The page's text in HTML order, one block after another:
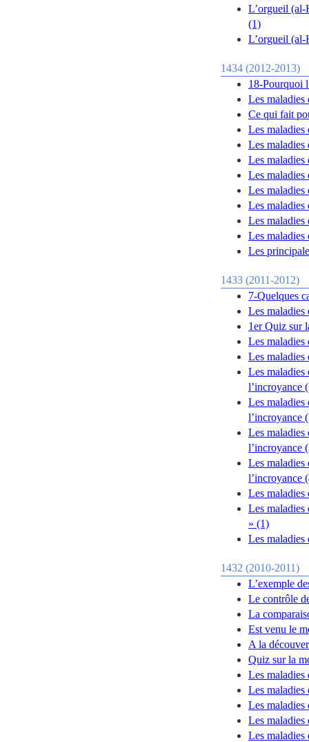
L’orgueil (al-
(1)
L’orgueil
1434 (2012-2013)
18-Pourquoi
Les
Ce qui fait
Les
Les
Les
Les
Les maladies
Les maladies
Les maladies
Les maladies
Les
1433 (2011-2012)
7-Quelques
Les
1er Quiz sur
Les
Les
Les maladies
l’incroyance
Les maladies
l’incroyance
Les maladies
l’incroyance
Les maladies
l’incroyance
Les maladies
Les maladies
» (1)
Les
1432 (2010-2011)
L’exemple
Le contrôle
La
Est venu le
A la
Quiz sur la
Les
Les
Les
Les
Les